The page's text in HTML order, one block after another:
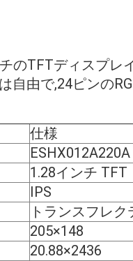
のTFTディスプ
自由で,24ピンの
仕様
ESHX012A220A
1.28インチ TFT
IPS
トランスフレク
205×148
20.88×2436